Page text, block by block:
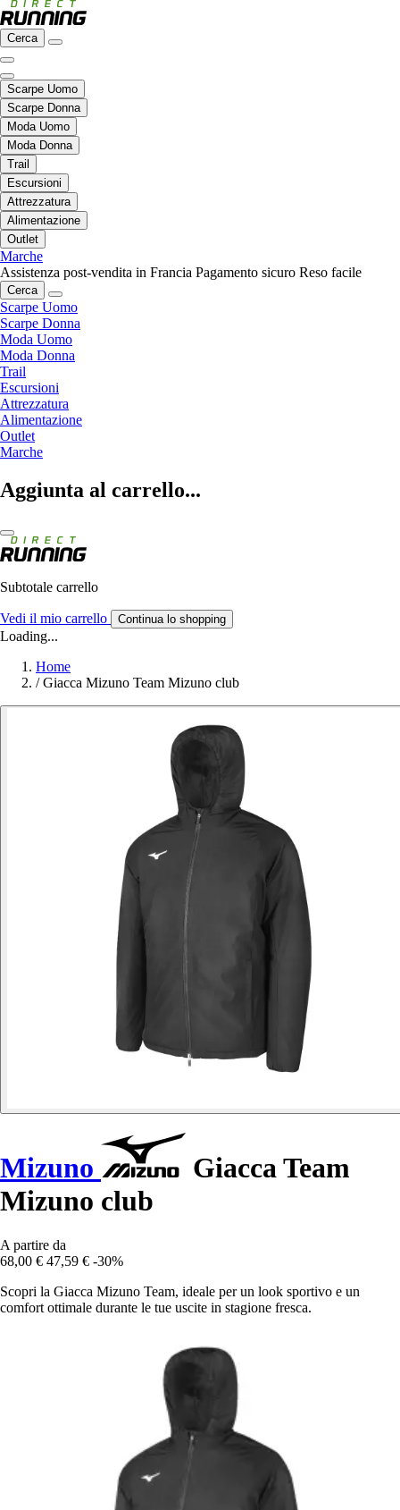
Cerca
Scarpe Uomo
Scarpe Donna
Moda Uomo
Moda Donna
Trail
Escursioni
Attrezzatura
Alimentazione
Outlet
Marche
Assistenza post-vendita in Francia Pagamento sicuro Reso facile
Cerca
Scarpe Uomo
Scarpe Donna
Moda Uomo
Moda Donna
Trail
Escursioni
Attrezzatura
Alimentazione
Outlet
Marche
Aggiunta al carrello...
Subtotale carrello
Vedi il mio carrello Continua lo shopping
Loading...
Home
/ Giacca Mizuno Team Mizuno club
Mizuno
Giacca Team
Mizuno club
A partire da
68,00 € 47,59 € -30%
Scopri la Giacca Mizuno Team, ideale per un look sportivo e un
comfort ottimale durante le tue uscite in stagione fresca.